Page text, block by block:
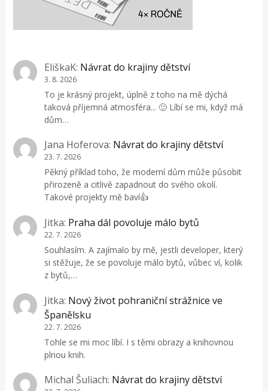
EliškaK: Návrat do krajiny dětství
3. 8. 2026
To je krásný projekt, úplně z toho na mě dýchá
taková příjemná atmosféra... 🙂 Líbí se mi, když má
dům…
Jana Hoferova: Návrat do krajiny dětství
23. 7. 2026
Pěkný příklad toho, že moderní dům může působit
přirozeně a citlivě zapadnout do svého okolí.
Takové projekty mě baví👍
Jitka: Praha dál povoluje málo bytů
22. 7. 2026
Souhlasím. A zajímalo by mě, jestli developer, který
si stěžuje, že se povoluje málo bytů, vůbec ví, kolik
z bytů,…
Jitka: Nový život pohraniční strážnice ve
Španělsku
22. 7. 2026
Tohle se mi moc líbí. I s těmi obrazy a knihovnou
plnou knih.
Michal Šuliach: Návrat do krajiny dětství